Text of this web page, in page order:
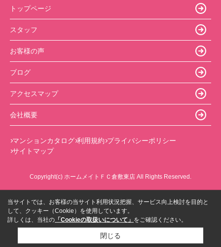
トップページ
スタッフ
お客様の声
ブログ
アクセスマップ
会社概要
マンションカタログ 利用規約 プライバシーポリシー
サイトマップ
Copyright(c) ホームメイトＦＣ倉敷東店 All Rights Reserved.
当サイトでは、お客様の当サイト利用状況把握、サービス向上検討を目的と
して、クッキー（Cookie）を使用しています。
詳しくは、当社の 「Cookieの取扱いについて」 をご確認ください。
閉じる